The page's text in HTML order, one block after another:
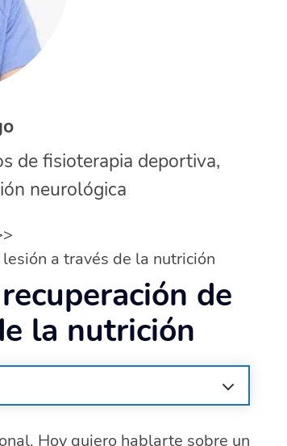
de fisioterapia deportiva,
neurológica
a través de la nutrición
de
la nutrición
de lesiones
Hoy quiero hablarte sobre un